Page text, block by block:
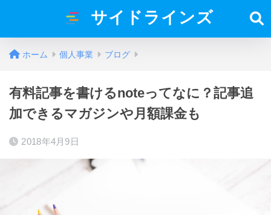
サイドラインズ
ホーム 個人事業 ブログ
有料記事を書けるnoteってなに？記事追
加できるマガジンや月額課金も
2018年4月9日